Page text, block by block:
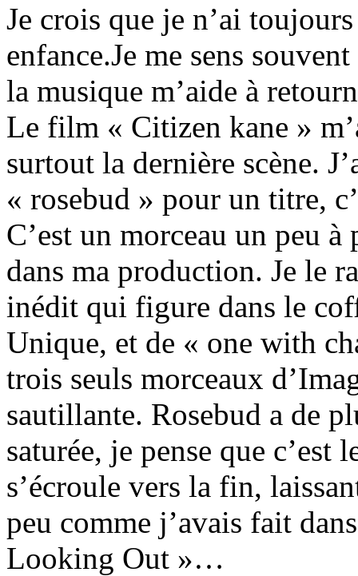
Je crois que je n’ai
enfance.Je me sens
la musique m’aide à
Le film « Citizen kane »
surtout la dernière scène.
« rosebud » pour un titre,
C’est un morceau un peu
dans ma production. Je le
inédit qui figure dans le
Unique, et de « one with
trois seuls morceaux
sautillante. Rosebud a de
saturée, je pense que c’est
s’écroule vers la fin,
peu comme j’avais fait
Looking Out »…